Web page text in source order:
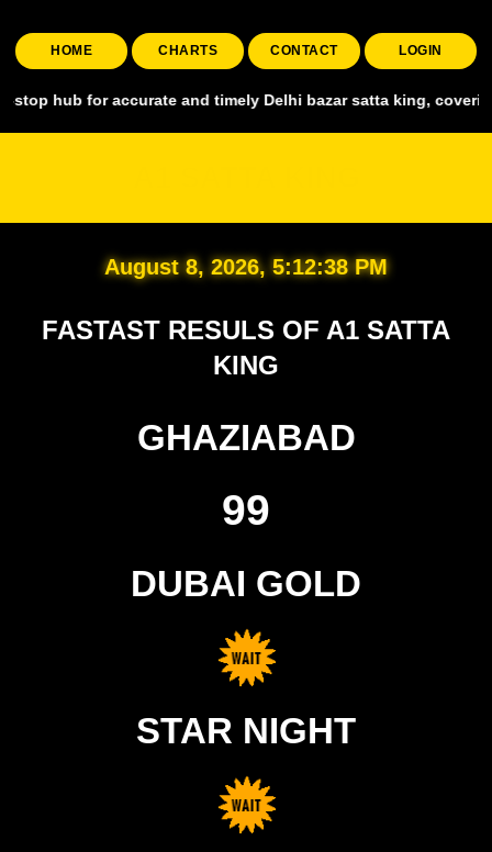
HOME CHARTS CONTACT LOGIN
accurate and timely Delhi bazar satta king, covering all
August 8, 2026, 5:12:39 PM
FASTAST RESULS OF A1 SATTA
KING
GHAZIABAD
99
DUBAI GOLD
STAR NIGHT